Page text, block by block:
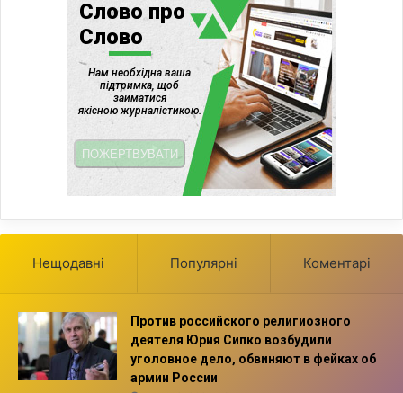
Нещодавні Популярні Коментарі
Против российского религиозного
деятеля Юрия Сипко возбудили
уголовное дело, обвиняют в фейках об
армии России